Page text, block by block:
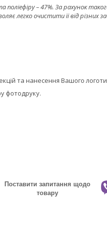
– 47%. За рахунок
легко очистити її від різних
та нанесення Вашого
фотодруку.
Поставити запитання щодо
товару